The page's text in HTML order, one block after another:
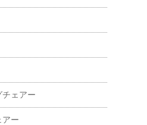
チェアー
アー